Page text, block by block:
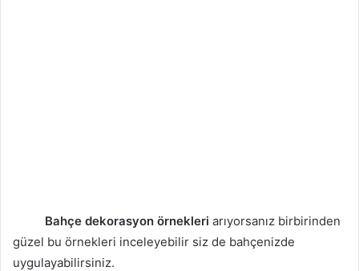
Bahçe dekorasyon örnekleri arıyorsanız birbirinden
güzel bu örnekleri inceleyebilir siz de bahçenizde
uygulayabilirsiniz.